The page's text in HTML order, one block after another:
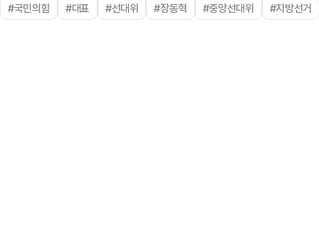
#국민의힘 #대표 #선대위 #장동혁 #중앙선대위 #지방선거